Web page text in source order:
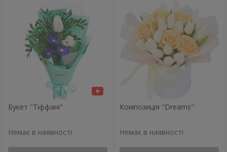
Букет "Тіффані"
Немає в наявності
Композиція "Dreams"
Немає в наявності